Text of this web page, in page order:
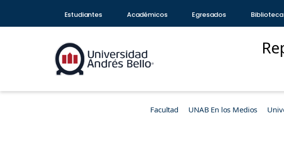
Estudiantes Académicos Egresados Biblioteca
Facultad UNAB En los Medios